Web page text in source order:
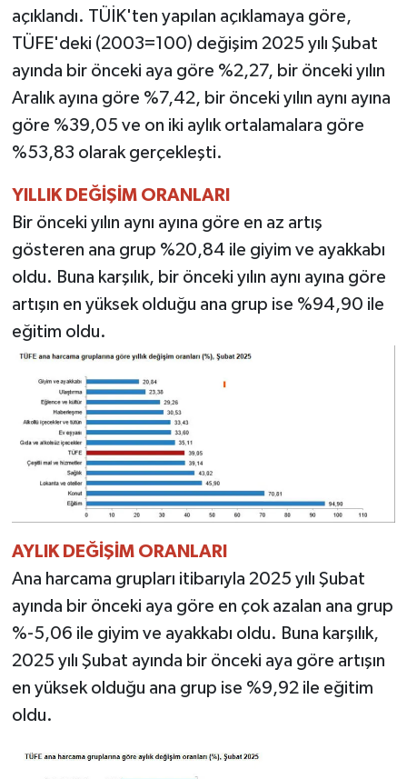
açıklandı. TÜİK'ten yapılan açıklamaya göre,
TÜFE'deki (2003=100) değişim 2025 yılı Şubat
ayında bir önceki aya göre %2,27, bir önceki yılın
Aralık ayına göre %7,42, bir önceki yılın aynı ayına
göre %39,05 ve on iki aylık ortalamalara göre
%53,83 olarak gerçekleşti.
YILLIK DEĞİŞİM ORANLARI
Bir önceki yılın aynı ayına göre en az artış
gösteren ana grup %20,84 ile giyim ve ayakkabı
oldu. Buna karşılık, bir önceki yılın aynı ayına göre
artışın en yüksek olduğu ana grup ise %94,90 ile
eğitim oldu.
AYLIK DEĞİŞİM ORANLARI
Ana harcama grupları itibarıyla 2025 yılı Şubat
ayında bir önceki aya göre en çok azalan ana grup
%-5,06 ile giyim ve ayakkabı oldu. Buna karşılık,
2025 yılı Şubat ayında bir önceki aya göre artışın
en yüksek olduğu ana grup ise %9,92 ile eğitim
oldu.
TEKNOLOJİ
YAŞAM
KÜLTÜR SANAT